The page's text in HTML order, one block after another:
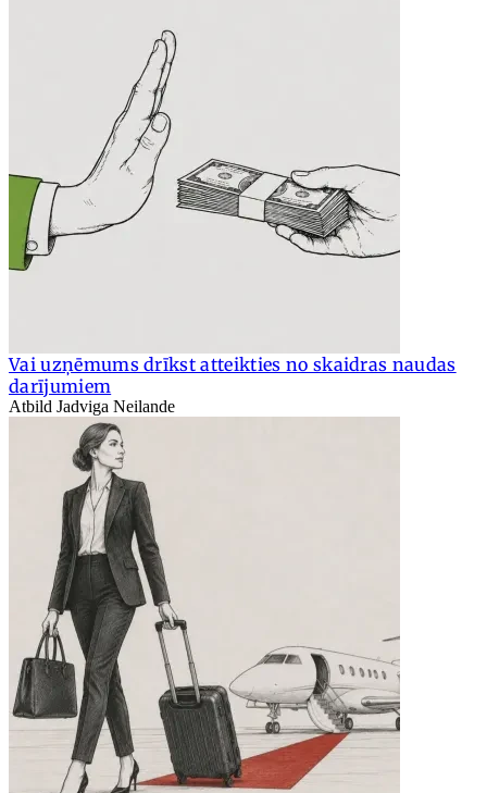
Vai uzņēmums drīkst atteikties no skaidras naudas
darījumiem
Atbild Jadviga Neilande